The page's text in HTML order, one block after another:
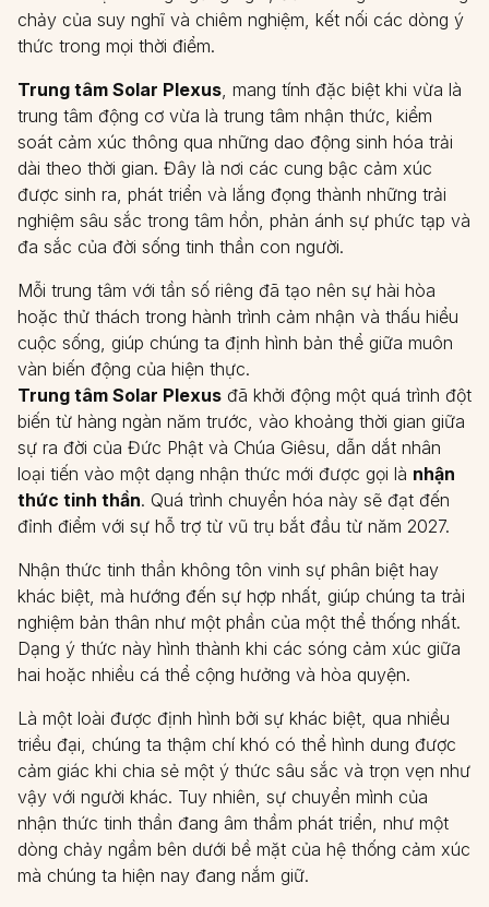
chảy của suy nghĩ và chiêm nghiệm, kết nối các dòng ý
thức trong mọi thời điểm.
Trung tâm Solar Plexus, mang tính đặc biệt khi vừa là
trung tâm động cơ vừa là trung tâm nhận thức, kiểm
soát cảm xúc thông qua những dao động sinh hóa trải
dài theo thời gian. Đây là nơi các cung bậc cảm xúc
được sinh ra, phát triển và lắng đọng thành những trải
nghiệm sâu sắc trong tâm hồn, phản ánh sự phức tạp và
đa sắc của đời sống tinh thần con người.
Mỗi trung tâm với tần số riêng đã tạo nên sự hài hòa
hoặc thử thách trong hành trình cảm nhận và thấu hiểu
cuộc sống, giúp chúng ta định hình bản thể giữa muôn
vàn biến động của hiện thực.
Trung tâm Solar Plexus đã khởi động một quá trình đột
biến từ hàng ngàn năm trước, vào khoảng thời gian giữa
sự ra đời của Đức Phật và Chúa Giêsu, dẫn dắt nhân
loại tiến vào một dạng nhận thức mới được gọi là nhận
thức tinh thần. Quá trình chuyển hóa này sẽ đạt đến
đỉnh điểm với sự hỗ trợ từ vũ trụ bắt đầu từ năm 2027.
Nhận thức tinh thần không tôn vinh sự phân biệt hay
khác biệt, mà hướng đến sự hợp nhất, giúp chúng ta trải
nghiệm bản thân như một phần của một thể thống nhất.
Dạng ý thức này hình thành khi các sóng cảm xúc giữa
hai hoặc nhiều cá thể cộng hưởng và hòa quyện.
Là một loài được định hình bởi sự khác biệt, qua nhiều
triều đại, chúng ta thậm chí khó có thể hình dung được
cảm giác khi chia sẻ một ý thức sâu sắc và trọn vẹn như
vậy với người khác. Tuy nhiên, sự chuyển mình của
nhận thức tinh thần đang âm thầm phát triển, như một
dòng chảy ngầm bên dưới bề mặt của hệ thống cảm xúc
mà chúng ta hiện nay đang nắm giữ.